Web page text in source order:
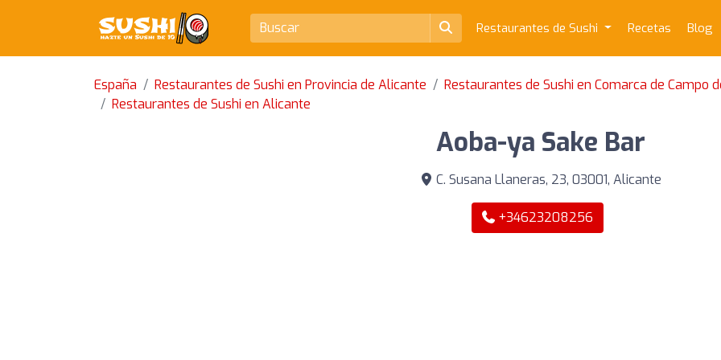
Restaurantes de Sushi Recetas Blog
España Restaurantes de Sushi en Provincia de Alicante
Restaurantes de Sushi en Comarca de Campo
Restaurantes de Sushi en Alicante
Aoba-ya Sake Bar
C. Susana Llaneras, 23, 03001, Alicante
+34623208256